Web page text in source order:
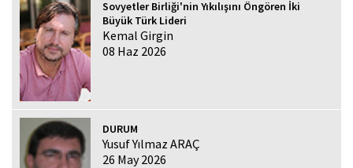
Sovyetler Birliği'nin Yıkılışını Öngören İki
Büyük Türk Lideri
Kemal Girgin
08 Haz 2026
DURUM
Yusuf Yılmaz ARAÇ
26 May 2026